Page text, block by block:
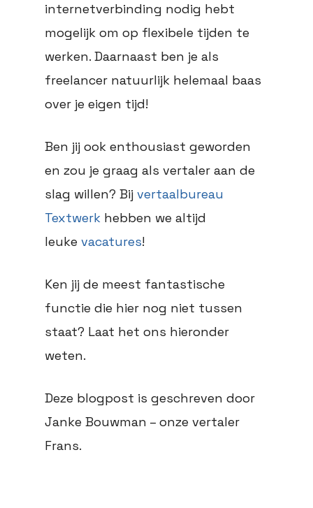
internetverbinding nodig hebt
mogelijk om op flexibele tijden te
werken. Daarnaast ben je als
freelancer natuurlijk helemaal baas
over je eigen tijd!
Ben jij ook enthousiast geworden
en zou je graag als vertaler aan de
slag willen? Bij vertaalbureau
Textwerk hebben we altijd
leuke vacatures!
Ken jij de meest fantastische
functie die hier nog niet tussen
staat? Laat het ons hieronder
weten.
Deze blogpost is geschreven door
Janke Bouwman – onze vertaler
Frans.